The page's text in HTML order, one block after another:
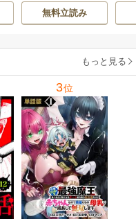
無料立読み
もっと見る
3位